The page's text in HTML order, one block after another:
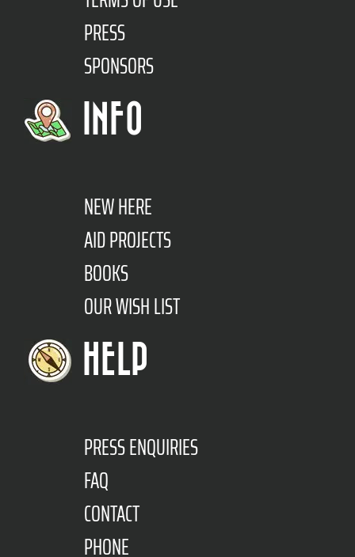
PRESS
SPONSORS
INFO
NEW HERE
AID PROJECTS
BOOKS
OUR WISH LIST
HELP
PRESS ENQUIRIES
FAQ
CONTACT
PHONE